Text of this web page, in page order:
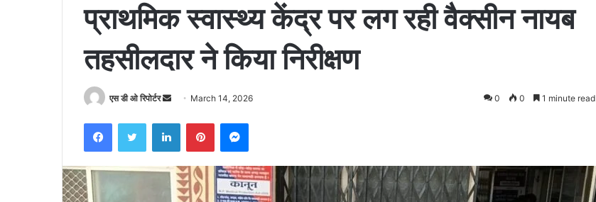
प्राथमिक स्वास्थ्य केंद्र पर लग रही वैक्सीन नायब
तहसीलदार ने किया निरीक्षण
एस डी ओ रिपोर्टर
Send March 14, 2026 0 0 1 minute read
FacebookTwitter LinkedInPinterestMessenger